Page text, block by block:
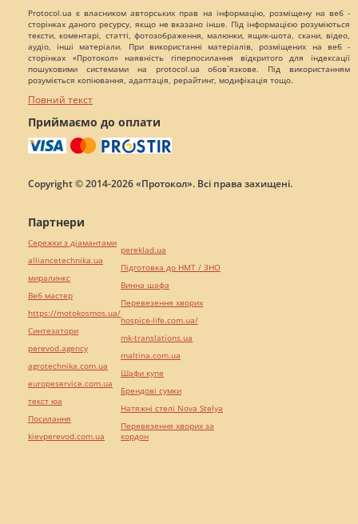
Protocol.ua є власником авторських прав на інформацію, розміщену на веб -
сторінках даного ресурсу, якщо не вказано інше. Під інформацією розуміються
тексти, коментарі, статті, фотозображення, малюнки, ящик-шота, скани, відео,
аудіо, інші матеріали. При використанні матеріалів, розміщених на веб -
сторінках «Протокол» наявність гіперпосилання відкритого для індексації
пошуковими системами на protocol.ua обов`язкове. Під використанням
розуміється копіювання, адаптація, рерайтинг, модифікація тощо.
Повний текст
Приймаємо до оплати
Copyright © 2014-2026 «Протокол». Всі права захищені.
Партнери
Сережки з діамантами
alliancetechnika.ua
миралинкс
Веб мастер
https://motokosmos.ua/
Синтезатори
perevod.agency
agrotechnika.com.ua
europeservice.com.ua
текст юа
Посилання
kievperevod.com.ua
pereklad.ua
Підготовка до НМТ / ЗНО
Винна шафа
Перевезення хворих
hospice-life.com.ua/
mk-translations.ua
maltina.com.ua
Шафи купе
Брендові сумки
Натяжні стелі Nova Stelya
Перевезення хворих за
кордон